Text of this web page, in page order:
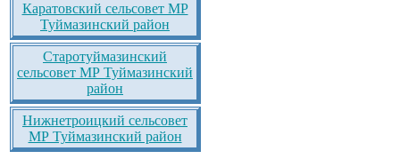
Каратовский сельсовет МР
Туймазинский район
Старотуймазинский
сельсовет МР Туймазинский
район
Нижнетроицкий сельсовет
МР Туймазинский район